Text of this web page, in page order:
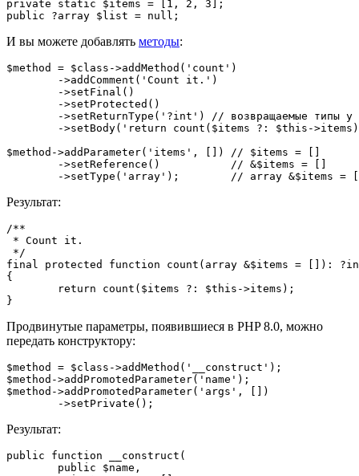
private static $items = [1, 2, 3];
И вы можете добавлять методы:
$method = $class->addMethod('count')
$method->addParameter('items', []) // $items = []
Результат:
/**
* Count it.
*/
final protected function count(array &$items = []):
{
Продвинутые параметры, появившиеся в PHP 8.0, можно
передать конструктору:
$method = $class->addMethod('__construct');
$method->addPromotedParameter('name');
$method->addPromotedParameter('args', [])
Результат:
public function __construct(